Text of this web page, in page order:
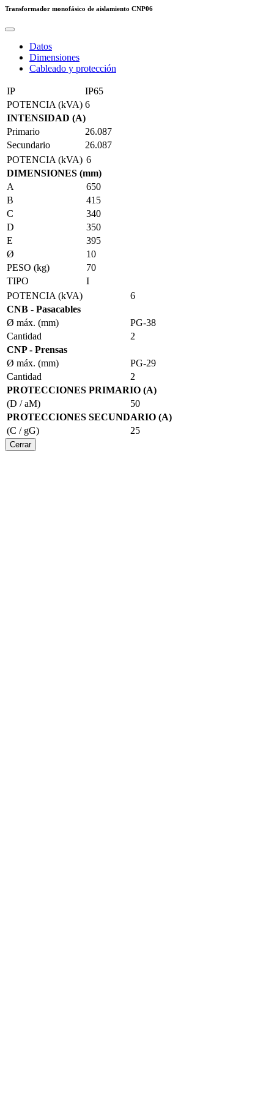
Transformador monofásico de aislamiento CNP06
Datos
Dimensiones
Cableado y protección
IP
IP65
POTENCIA (kVA) 6
INTENSIDAD (A)
Primario
26.087
Secundario
26.087
POTENCIA (kVA) 6
DIMENSIONES (mm)
A
650
B
415
C
340
D
350
E
395
Ø
10
PESO (kg)
70
TIPO
I
POTENCIA (kVA)
6
CNB - Pasacables
Ø máx. (mm)
PG-38
Cantidad
2
CNP - Prensas
Ø máx. (mm)
PG-29
Cantidad
2
PROTECCIONES PRIMARIO (A)
(D / aM)
50
PROTECCIONES SECUNDARIO (A)
(C / gG)
25
Cerrar